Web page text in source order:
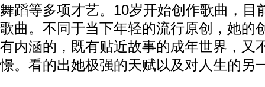
舞蹈等多项才艺。10岁开始创作歌曲，目
歌曲。不同于当下年轻的流行原创，她的
有内涵的，既有贴近故事的成年世界，又
憬。看的出她极强的天赋以及对人生的另